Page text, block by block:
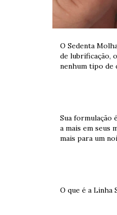
O Sedenta
de lubrificação,
nenhum tipo de
Sua formulação
a mais em seus
mais para um
O que é a Linha